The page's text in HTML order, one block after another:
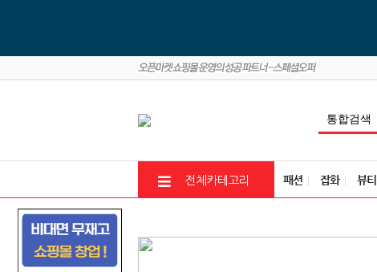
전체카테고리 패션 잡화 뷰티